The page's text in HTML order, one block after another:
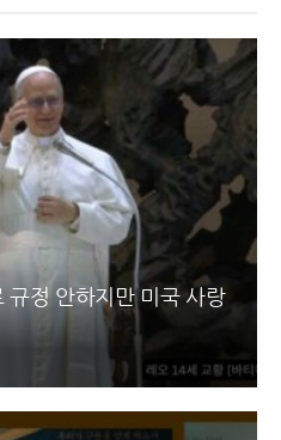
규정 안하지만 미국 사랑